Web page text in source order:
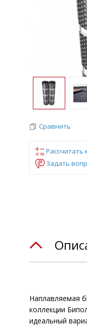
Сравнить
Рассчитать
Задать
Наплавляемая
коллекции
идеальный